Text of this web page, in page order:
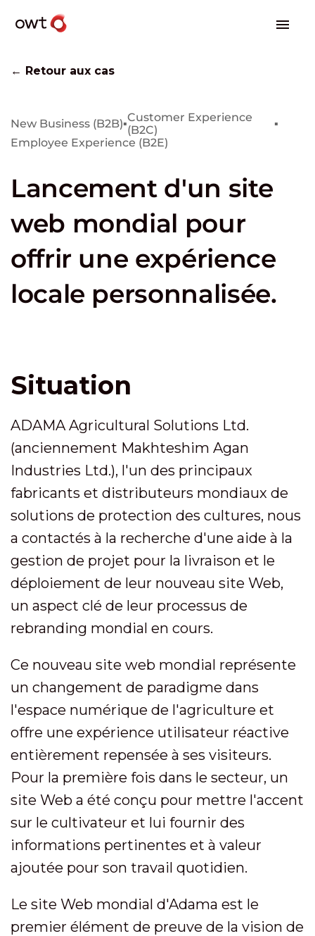
← Retour aux cas
New Business (B2B)▪Customer Experience
(B2C)
▪
Employee Experience (B2E)
Lancement d'un site
web mondial pour
offrir une expérience
locale personnalisée.
Situation
ADAMA Agricultural Solutions Ltd.
(anciennement Makhteshim Agan
Industries Ltd.), l'un des principaux
fabricants et distributeurs mondiaux de
solutions de protection des cultures, nous
a contactés à la recherche d'une aide à la
gestion de projet pour la livraison et le
déploiement de leur nouveau site Web,
un aspect clé de leur processus de
rebranding mondial en cours.
Ce nouveau site web mondial représente
un changement de paradigme dans
l'espace numérique de l'agriculture et
offre une expérience utilisateur réactive
entièrement repensée à ses visiteurs.
Pour la première fois dans le secteur, un
site Web a été conçu pour mettre l'accent
sur le cultivateur et lui fournir des
informations pertinentes et à valeur
ajoutée pour son travail quotidien.
Le site Web mondial d'Adama est le
premier élément de preuve de la vision de